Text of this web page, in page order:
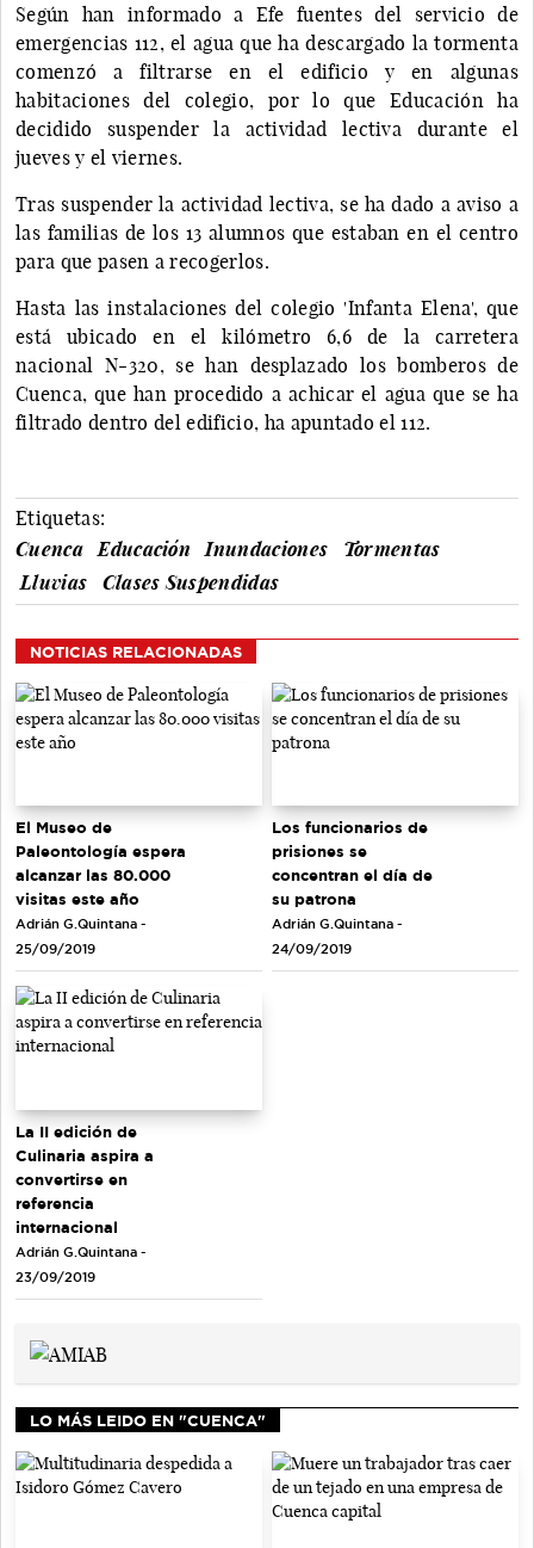
Según han informado a Efe fuentes del servicio de
emergencias 112, el agua que ha descargado la tormenta
comenzó a filtrarse en el edificio y en algunas
habitaciones del colegio, por lo que Educación ha
decidido suspender la actividad lectiva durante el
jueves y el viernes.
Tras suspender la actividad lectiva, se ha dado a aviso a
las familias de los 13 alumnos que estaban en el centro
para que pasen a recogerlos.
Hasta las instalaciones del colegio 'Infanta Elena', que
está ubicado en el kilómetro 6,6 de la carretera
nacional N-320, se han desplazado los bomberos de
Cuenca, que han procedido a achicar el agua que se ha
filtrado dentro del edificio, ha apuntado el 112.
Etiquetas:
Cuenca
Educación Inundaciones
Tormentas
Lluvias
Clases Suspendidas
NOTICIAS RELACIONADAS
El Museo de
Paleontología espera
alcanzar las 80.000
visitas este año
Adrián G.Quintana -
25/09/2019
Los funcionarios de
prisiones se
concentran el día de
su patrona
Adrián G.Quintana -
24/09/2019
La II edición de
Culinaria aspira a
convertirse en
referencia
internacional
Adrián G.Quintana -
23/09/2019
LO MÁS LEIDO EN "CUENCA"